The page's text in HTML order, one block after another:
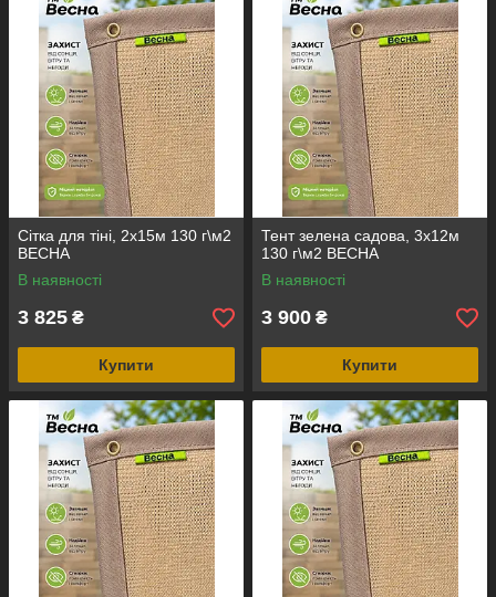
Сітка для тіні, 2х15м 130 г\м2
ВЕСНА
В наявності
3 825 ₴
Купити
Тент зелена садова, 3х12м
130 г\м2 ВЕСНА
В наявності
3 900 ₴
Купити